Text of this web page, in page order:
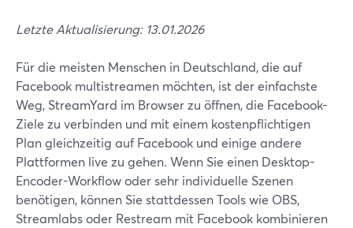
Letzte Aktualisierung: 13.01.2026
Für die meisten Menschen in Deutschland, die auf
Facebook multistreamen möchten, ist der einfachste
Weg, StreamYard im Browser zu öffnen, die Facebook-
Ziele zu verbinden und mit einem kostenpflichtigen
Plan gleichzeitig auf Facebook und einige andere
Plattformen live zu gehen. Wenn Sie einen Desktop-
Encoder-Workflow oder sehr individuelle Szenen
benötigen, können Sie stattdessen Tools wie OBS,
Streamlabs oder Restream mit Facebook kombinieren